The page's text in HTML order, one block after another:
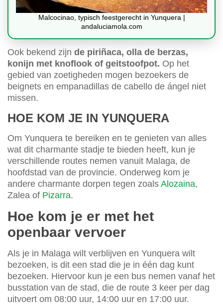
Malcocinao, typisch feestgerecht in Yunquera |
andaluciamola.com
Ook bekend zijn de piriñaca, olla de berzas,
konijn met knoflook of geitstoofpot. Op het
gebied van zoetigheden mogen bezoekers de
beignets en empanadillas de cabello de ángel niet
missen.
HOE KOM JE IN YUNQUERA
Om Yunquera te bereiken en te genieten van alles
wat dit charmante stadje te bieden heeft, kun je
verschillende routes nemen vanuit Malaga, de
hoofdstad van de provincie. Onderweg kom je
andere charmante dorpen tegen zoals Alozaina,
Zalea of Pizarra.
Hoe kom je er met het
openbaar vervoer
Als je in Malaga wilt verblijven en Yunquera wilt
bezoeken, is dit een stad die je in één dag kunt
bezoeken. Hiervoor kun je een bus nemen vanaf het
busstation van de stad, die de route 3 keer per dag
uitvoert om 08:00 uur, 14:00 uur en 17:00 uur.